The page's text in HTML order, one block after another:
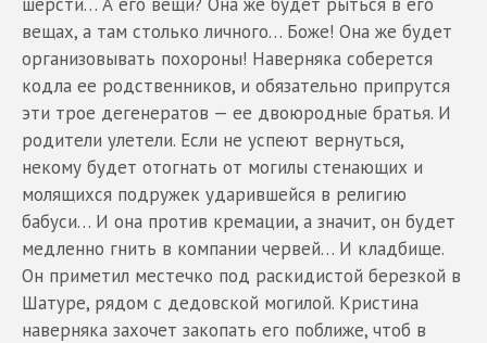
вещах, а там столько личного… Боже! Она же будет
организовывать похороны! Наверняка соберется
кодла ее родственников, и обязательно припрутся
эти трое дегенератов — ее двоюродные братья. И
родители улетели. Если не успеют вернуться,
некому будет отогнать от могилы стенающих и
молящихся подружек ударившейся в религию
бабуси… И она против кремации, а значит, он будет
медленно гнить в компании червей… И кладбище.
Он приметил местечко под раскидистой березкой в
Шатуре, рядом с дедовской могилой. Кристина
наверняка захочет закопать его поближе, чтоб в